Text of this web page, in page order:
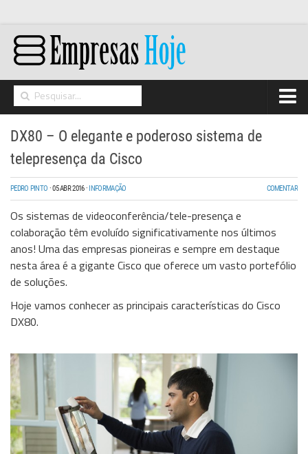
Home
Networking
Segurança
High Tech
Hosting/Cloud
I&D
Opinião
Storage
Wireless
Informação
DX80 – O elegante e poderoso sistema de
telepresença da Cisco
PEDRO PINTO ·05 ABR 2016· INFORMAÇÃO COMENTAR
Os sistemas de videoconferência/tele-presença e
colaboração têm evoluído significativamente nos últimos
anos! Uma das empresas pioneiras e sempre em destaque
nesta área é a gigante Cisco que oferece um vasto portefólio
de soluções.
Hoje vamos conhecer as principais características do Cisco
DX80.